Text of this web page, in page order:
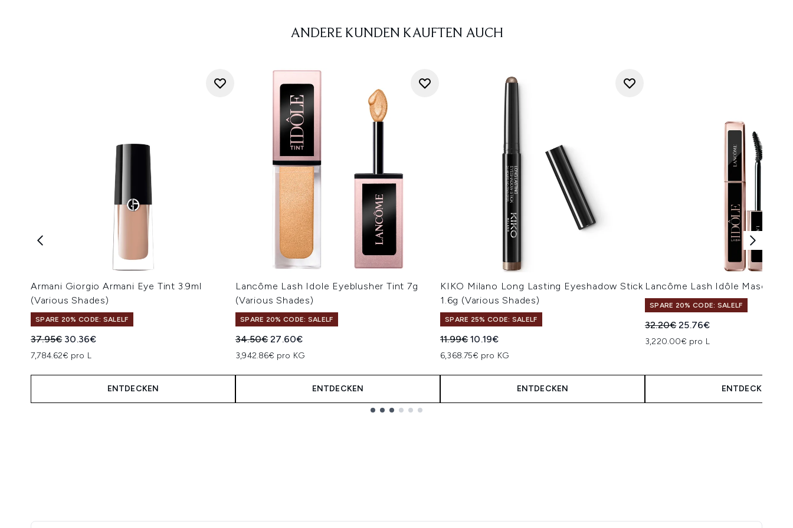
ANDERE KUNDEN KAUFTEN AUCH
Armani Giorgio Armani Eye Tint 3.9ml
(Various Shades)
SPARE 20% CODE: SALELF
Unverbindliche Preisempfehlung:
37.95€ Aktueller Preis:
30.36€
7,784.62€ pro L
ENTDECKEN
Lancôme Lash Idole Eyeblusher Tint 7g
(Various Shades)
SPARE 20% CODE: SALELF
Unverbindliche Preisempfehlung:
34.50€Aktueller Preis:
27.60€
3,942.86€ pro KG
ENTDECKEN
KIKO Milano Long Lasting Eyeshadow Stick
1.6g (Various Shades)
SPARE 25% CODE: SALELF
Unverbindliche Preisempfehlung:
11.99€Aktueller Preis:
10.19€
6,368.75€ pro KG
ENTDECKEN
Lancôme Lash Idôle Mascara -
SPARE 20% CODE: SALELF
Unverbindliche Preisempfehlung:
32.20€Aktueller Preis:
25.76€
3,220.00€ pro L
ENTDECKEN